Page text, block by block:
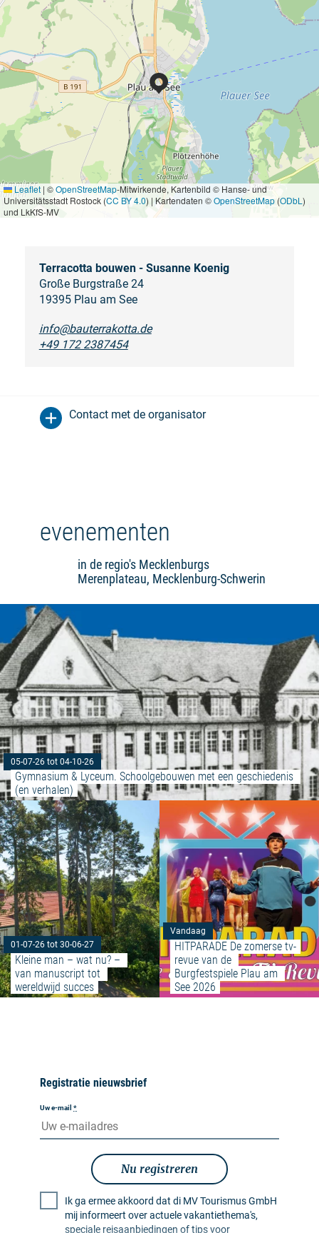
Leaflet | ©OpenStreetMap-Mitwirkende, Kartenbild © Hanse- und
Universitätsstadt Rostock (CC BY 4.0) | Kartendaten ©OpenStreetMap(ODbL )
und LkKfS-MV
Terracotta bouwen - Susanne Koenig
Große Burgstraße 24
19395 Plau am See
info@bauterrakotta.de
+49 172 2387454
Contact met de organisator
evenementen
in de regio's Mecklenburgs
Merenplateau, Mecklenburg-Schwerin
05-07-26 tot 04-10-26
Gymnasium & Lyceum. Schoolgebouwen met een geschiedenis
(en verhalen)
01-07-26 tot 30-06-27
Kleine man – wat nu? –
van manuscript tot
wereldwijd succes
Meer lezen: "Kleine man –
Vandaag
HITPARADE De zomerse tv-
revue van de
Burgfestspiele Plau am
See 2026
Registratie nieuwsbrief
Uw e-mail *
Nu registreren
Ik ga ermee akkoord dat di MV Tourismus GmbH
mij informeert over actuele vakantiethema's,
speciale reisaanbiedingen of tips voor